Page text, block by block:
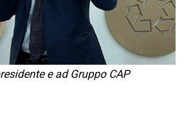
e ad Gruppo CAP